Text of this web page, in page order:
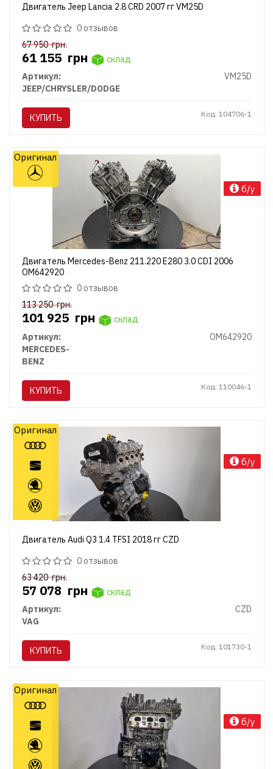
Двигатель Jeep Lancia 2.8 CRD 2007 гг VM25D
0 отзывов
67 950грн.
61 155 грн
склад
Артикул:
VM25D
JEEP/CHRYSLER/DODGE
КУПИТЬ Код: 104706-1
Двигатель Mercedes-Benz 211.220 E280 3.0 CDI 2006
OM642920
0 отзывов
113 250грн.
101 925 грн
склад
Артикул:
OM642920
MERCEDES-
BENZ
КУПИТЬ Код: 110046-1
Оригинал
б/у
Двигатель Audi Q3 1.4 TFSI 2018 гг CZD
0 отзывов
63 420грн.
57 078 грн
склад
Артикул:
CZD
VAG
КУПИТЬ Код: 101730-1
Оригинал
б/у
Оригинал
б/у